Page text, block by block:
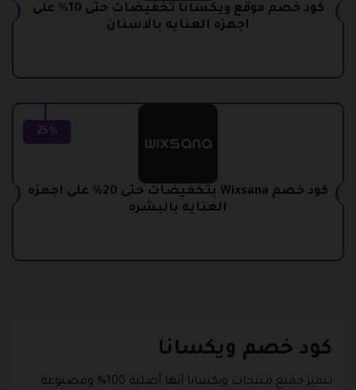
كود خصم موقع ويكسانا تخفيضات حتى 10% على
اجهزه العنايه بالاسنان
25%
كود خصم Wixsana بتخفيضات حتى 20% على اجهزه
العنايه بالبشره
كود خصم ويكسانا
تتميز جميع منتجات ويكسانا أنها أصلية 100% ومصنوعة